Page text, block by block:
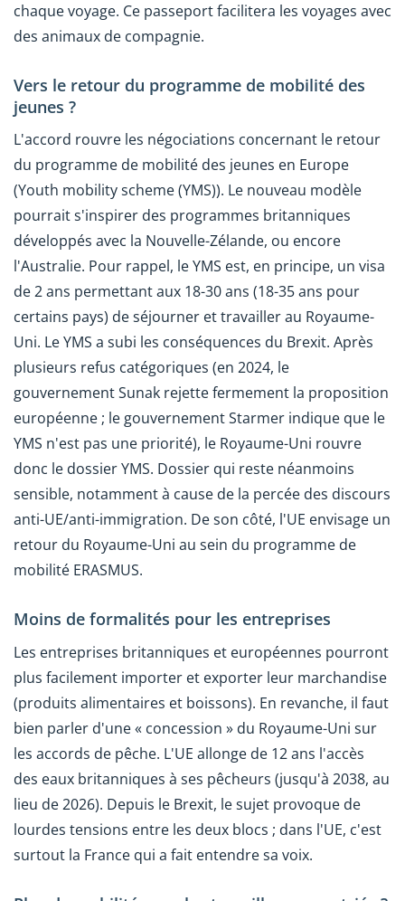
chaque voyage. Ce passeport facilitera les voyages avec
des animaux de compagnie.
Vers le retour du programme de mobilité des
jeunes ?
L'accord rouvre les négociations concernant le retour
du programme de mobilité des jeunes en Europe
(Youth mobility scheme (YMS)). Le nouveau modèle
pourrait s'inspirer des programmes britanniques
développés avec la Nouvelle-Zélande, ou encore
l'Australie. Pour rappel, le YMS est, en principe, un visa
de 2 ans permettant aux 18-30 ans (18-35 ans pour
certains pays) de séjourner et travailler au Royaume-
Uni. Le YMS a subi les conséquences du Brexit. Après
plusieurs refus catégoriques (en 2024, le
gouvernement Sunak rejette fermement la proposition
européenne ; le gouvernement Starmer indique que le
YMS n'est pas une priorité), le Royaume-Uni rouvre
donc le dossier YMS. Dossier qui reste néanmoins
sensible, notamment à cause de la percée des discours
anti-UE/anti-immigration. De son côté, l'UE envisage un
retour du Royaume-Uni au sein du programme de
mobilité ERASMUS.
Moins de formalités pour les entreprises
Les entreprises britanniques et européennes pourront
plus facilement importer et exporter leur marchandise
(produits alimentaires et boissons). En revanche, il faut
bien parler d'une « concession » du Royaume-Uni sur
les accords de pêche. L'UE allonge de 12 ans l'accès
des eaux britanniques à ses pêcheurs (jusqu'à 2038, au
lieu de 2026). Depuis le Brexit, le sujet provoque de
lourdes tensions entre les deux blocs ; dans l'UE, c'est
surtout la France qui a fait entendre sa voix.